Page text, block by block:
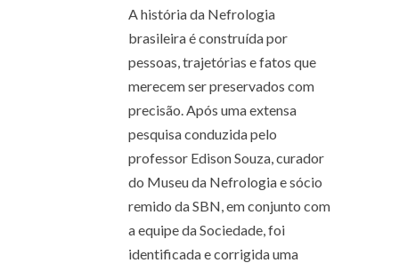
A história da Nefrologia
brasileira é construída por
pessoas, trajetórias e fatos que
merecem ser preservados com
precisão. Após uma extensa
pesquisa conduzida pelo
professor Edison Souza, curador
do Museu da Nefrologia e sócio
remido da SBN, em conjunto com
a equipe da Sociedade, foi
identificada e corrigida uma